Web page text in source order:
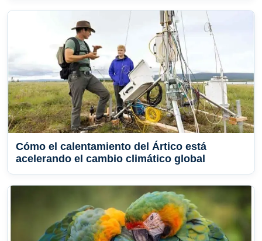
Cómo el calentamiento del Ártico está
acelerando el cambio climático global